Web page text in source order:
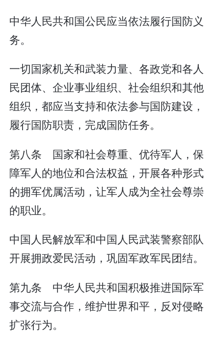
中华人民共和国公民应当依法履行国防义
务。
一切国家机关和武装力量、各政党和各人
民团体、企业事业组织、社会组织和其他
组织，都应当支持和依法参与国防建设，
履行国防职责，完成国防任务。
第八条 国家和社会尊重、优待军人，保
障军人的地位和合法权益，开展各种形式
的拥军优属活动，让军人成为全社会尊崇
的职业。
中国人民解放军和中国人民武装警察部队
开展拥政爱民活动，巩固军政军民团结。
第九条 中华人民共和国积极推进国际军
事交流与合作，维护世界和平，反对侵略
扩张行为。